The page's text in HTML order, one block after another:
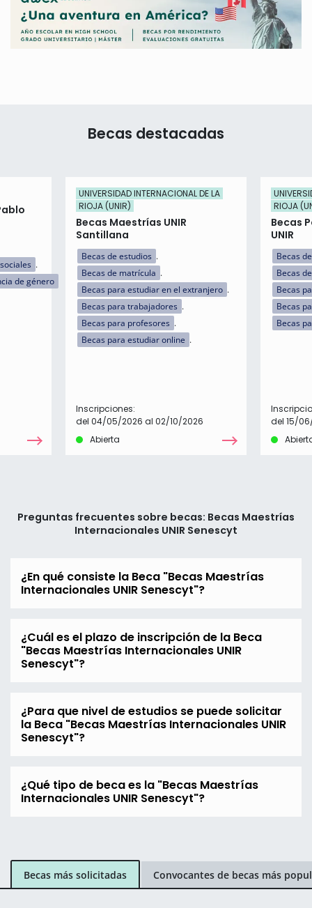
Becas destacadas
de género
UNIVERSIDAD INTERNACIONAL DE LA
RIOJA (UNIR)
Becas Maestrías UNIR
Santillana
Becas de estudios
Becas de matrícula
Becas para estudiar en el extranjero
Becas para trabajadores
Becas para profesores
Becas para estudiar online
Inscripciones:
del 04/05/2026 al 02/10/2026
Abierta
RIOJA
Becas
UNIR
Becas
Becas
Becas
Becas
Becas
del 15/
Preguntas frecuentes sobre becas: Becas Maestrías
Internacionales UNIR Senescyt
¿En qué consiste la Beca "Becas Maestrías
Internacionales UNIR Senescyt"?
¿Cuál es el plazo de inscripción de la Beca
"Becas Maestrías Internacionales UNIR
Senescyt"?
¿Para que nivel de estudios se puede solicitar
la Beca "Becas Maestrías Internacionales UNIR
Senescyt"?
¿Qué tipo de beca es la "Becas Maestrías
Internacionales UNIR Senescyt"?
Becas más solicitadas Convocantes de becas más